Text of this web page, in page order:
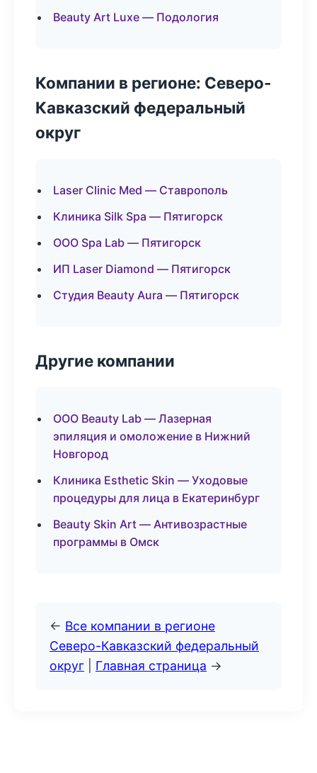
Beauty Art Luxe — Подология
Компании в регионе: Северо-
Кавказский федеральный
округ
Laser Clinic Med — Ставрополь
Клиника Silk Spa — Пятигорск
ООО Spa Lab — Пятигорск
ИП Laser Diamond — Пятигорск
Студия Beauty Aura — Пятигорск
Другие компании
ООО Beauty Lab — Лазерная
эпиляция и омоложение в Нижний
Новгород
Клиника Esthetic Skin — Уходовые
процедуры для лица в Екатеринбург
Beauty Skin Art — Антивозрастные
программы в Омск
← Все компании в регионе
Северо-Кавказский федеральный
округ
Главная страница →